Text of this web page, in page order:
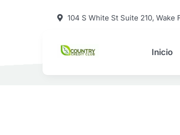
104 S White St Suite 210, Wake
Inicio